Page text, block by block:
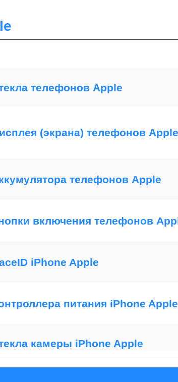
телефонов Apple
(экрана) телефонов Apple
телефонов Apple
включения телефонов
iPhone Apple
питания iPhone Apple
камеры iPhone Apple